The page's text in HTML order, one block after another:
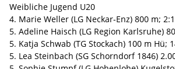
Weibliche Jugend U20
4. Marie Weller (LG Neckar-Enz) 800 m;
5. Adeline Haisch (LG Region Karlsruhe)
5. Katja Schwab (TG Stockach) 100 m Hü;
5. Lea Steinbach (SG Schorndorf 1846)